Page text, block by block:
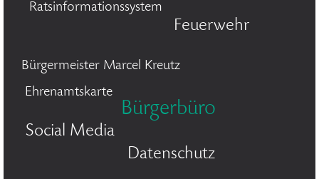
Ratsinformationssystem
Feuerwehr
Bürgermeister Marcel Kreutz
Ehrenamtskarte
Bürgerbüro
Social Media
Datenschutz